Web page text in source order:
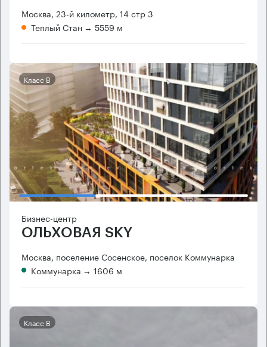
Москва, 23-й километр, 14 стр 3
Теплый Стан → 5559 м
Класс B
Бизнес-центр
ОЛЬХОВАЯ SKY
Москва, поселение Сосенское, поселок Коммунарка
Коммунарка → 1606 м
Класс B